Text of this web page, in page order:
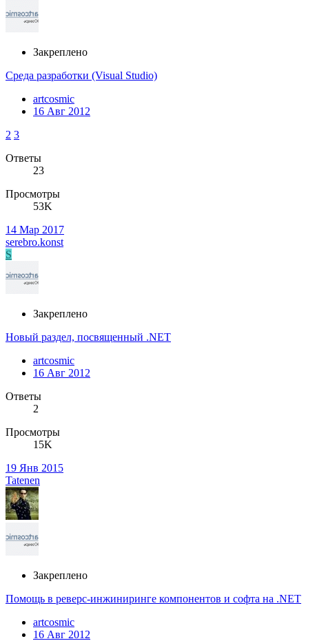
Закреплено
Среда разработки (Visual Studio)
artcosmic
16 Авг 2012
2 3
Ответы
23
Просмотры
53K
14 Мар 2017
serebro.konst
S
Закреплено
Новый раздел, посвященный .NET
artcosmic
16 Авг 2012
Ответы
2
Просмотры
15K
19 Янв 2015
Tatenen
Закреплено
Помощь в реверс-инжиниринге компонентов и софта на .NET
artcosmic
16 Авг 2012